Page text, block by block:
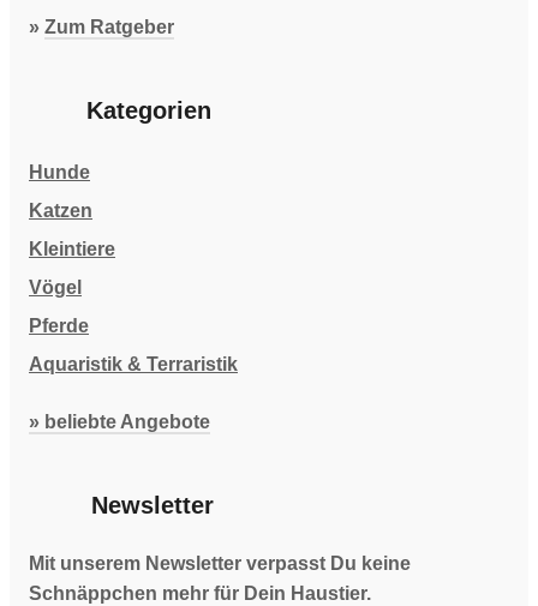
» Zum Ratgeber
Kategorien
Hunde
Katzen
Kleintiere
Vögel
Pferde
Aquaristik & Terraristik
» beliebte Angebote
Newsletter
Mit unserem Newsletter verpasst Du keine
Schnäppchen mehr für Dein Haustier.